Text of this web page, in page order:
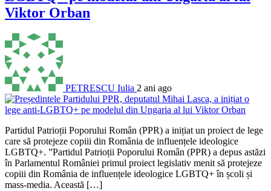
Viktor Orban
PETRESCU Iulia 2 ani ago
Partidul Patrioții Poporului Român (PPR) a inițiat un proiect de lege
care să protejeze copiii din România de influențele ideologice
LGBTQ+. ”Partidul Patrioții Poporului Român (PPR) a depus astăzi
în Parlamentul României primul proiect legislativ menit să protejeze
copiii din România de influențele ideologice LGBTQ+ în școli și
mass-media. Această […]